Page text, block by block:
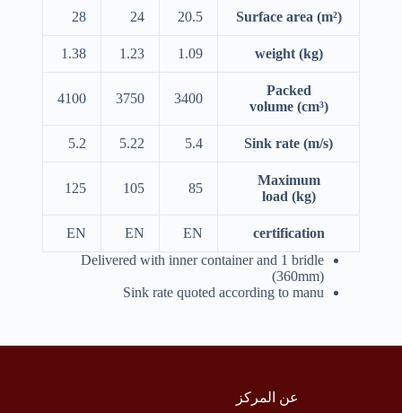
Surface area (m²)
20.5
24
28
weight (kg)
1.09
1.23
1.38
Packed
volume (cm³)
3400
3750
4100
Sink rate(m/s)
5.4
5.22
5.2
Maximum
load (kg)
85
105
125
certification
EN
EN
EN
Delivered with inner container and 1 bridle
(360mm)
Sink rate quoted according to manu
عن المركز